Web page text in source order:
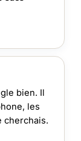
bien. Il
les
cherchais.